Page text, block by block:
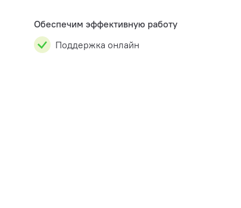
Обеспечим эффективную работу
Поддержка онлайн